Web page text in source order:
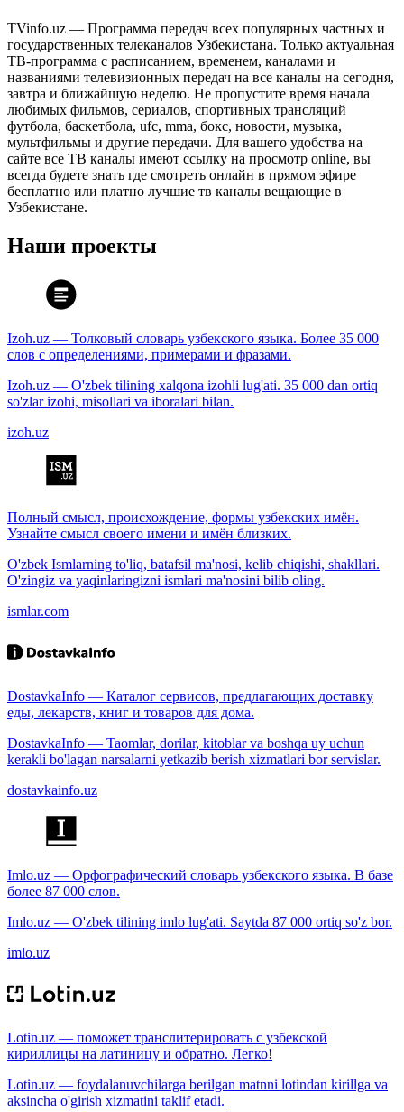
TVinfo.uz — Программа передач всех популярных частных и
государственных телеканалов Узбекистана. Только актуальная
ТВ-программа с расписанием, временем, каналами и
названиями телевизионных передач на все каналы на сегодня,
завтра и ближайшую неделю. Не пропустите время начала
любимых фильмов, сериалов, спортивных трансляций
футбола, баскетбола, ufc, mma, бокс, новости, музыка,
мультфильмы и другие передачи. Для вашего удобства на
сайте все ТВ каналы имеют ссылку на просмотр online, вы
всегда будете знать где смотреть онлайн в прямом эфире
бесплатно или платно лучшие тв каналы вещающие в
Узбекистане.
Наши проекты
Izoh.uz — Толковый словарь узбекского языка. Более 35 000
слов с определениями, примерами и фразами.
Izoh.uz — O'zbek tilining xalqona izohli lug'ati. 35 000 dan ortiq
so'zlar izohi, misollari va iboralari bilan.
izoh.uz
Полный смысл, происхождение, формы узбекских имён.
Узнайте смысл своего имени и имён близких.
O'zbek Ismlarning to'liq, batafsil ma'nosi, kelib chiqishi, shakllari.
O'zingiz va yaqinlaringizni ismlari ma'nosini bilib oling.
ismlar.com
DostavkaInfo — Каталог сервисов, предлагающих доставку
еды, лекарств, книг и товаров для дома.
DostavkaInfo — Taomlar, dorilar, kitoblar va boshqa uy uchun
kerakli bo'lagan narsalarni yetkazib berish xizmatlari bor servislar.
dostavkainfo.uz
Imlo.uz — Орфографический словарь узбекского языка. В базе
более 87 000 слов.
Imlo.uz — O'zbek tilining imlo lug'ati. Saytda 87 000 ortiq so'z bor.
imlo.uz
Lotin.uz — поможет транслитерировать с узбекской
кириллицы на латиницу и обратно. Легко!
Lotin.uz — foydalanuvchilarga berilgan matnni lotindan kirillga va
aksincha o'girish xizmatini taklif etadi.